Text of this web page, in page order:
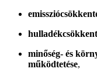
minőség- és
működtetése,